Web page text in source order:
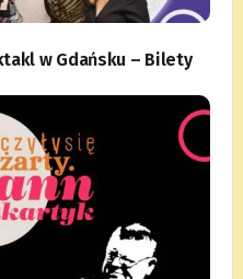
w Gdańsku – Bilety